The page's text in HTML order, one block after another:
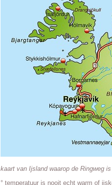
kaart van Ijsland waarop de Ringweg
° temperatuur is nooit echt warm of